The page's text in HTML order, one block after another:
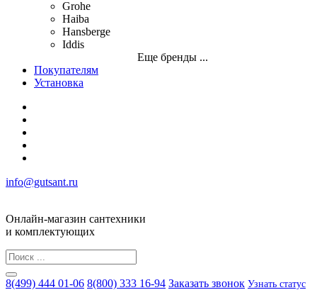
Grohe
Haiba
Hansberge
Iddis
Еще бренды ...
Покупателям
Установка
info@gutsant.ru
Онлайн-магазин сантехники
и комплектующих
8(499) 444 01-06 8(800) 333 16-94 Заказать звонок Узнать статус